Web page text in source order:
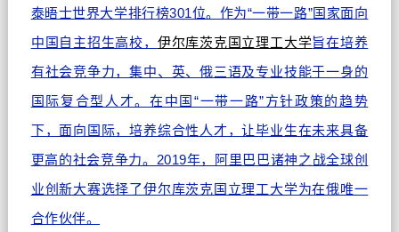
泰晤士世界大学排行榜301位。作为“一带一路”国家面向
中国自主招生高校， 伊尔库茨克国立理工大学旨在培养
有社会竞争力，集中、英、俄三语及专业技能于一身的
国际复合型人才。在中国“一带一路”方针政策的趋势
下，面向国际，培养综合性人才，让毕业生在未来具备
更高的社会竞争力。2019年，阿里巴巴诸神之战全球创
业创新大赛选择了伊尔库茨克国立理工大学为在俄唯一
合作伙伴。